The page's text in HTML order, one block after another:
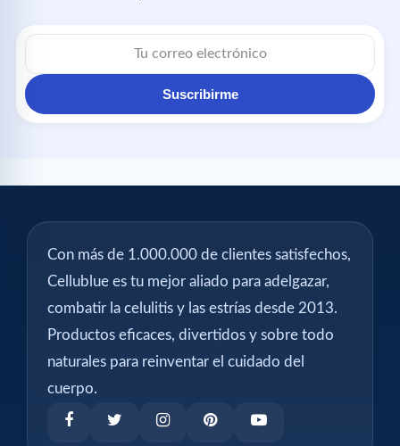
Correo
electrónico
Suscribirme
Con más de 1.000.000 de clientes satisfechos,
Cellublue es tu mejor aliado para adelgazar,
combatir la celulitis y las estrías desde 2013.
Productos eficaces, divertidos y sobre todo
naturales para reinventar el cuidado del
cuerpo.